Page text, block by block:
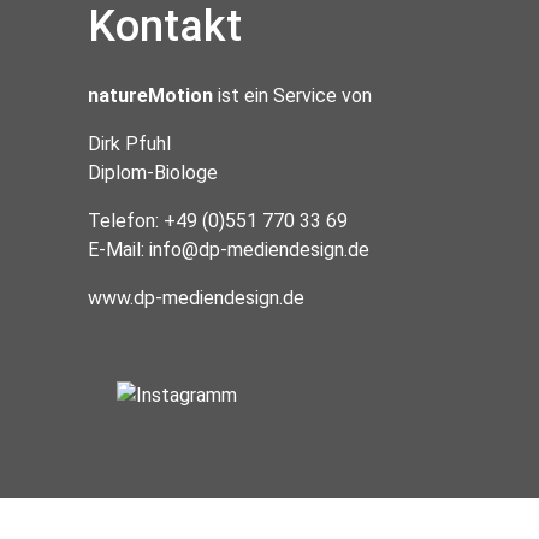
Kontakt
natureMotion ist ein Service von
Dirk Pfuhl
Diplom-Biologe
Telefon: +49 (0)551 770 33 69
E-Mail: info@dp-mediendesign.de
www.dp-mediendesign.de